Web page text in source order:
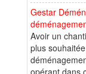
Gestar
Avoir un
plus
opérant dans